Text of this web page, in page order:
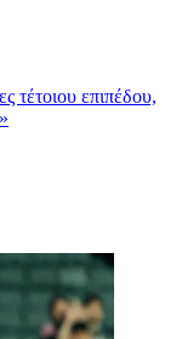
τέτοιου επιπέδου,